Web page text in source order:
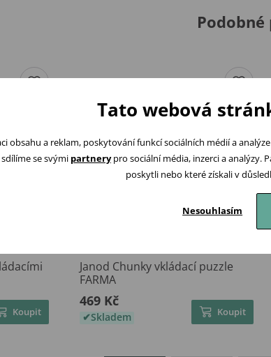
Koupit
Janod Chunky vkládací puzzle
FARMA
469 Kč
Skladem Koupit
Tato webová
obsahu a reklam, poskytování funkcí sociálních médií a
se svými partnerypro sociální média, inzerci a analýzy.
poskytli nebo které získali v
Nesouhlasím